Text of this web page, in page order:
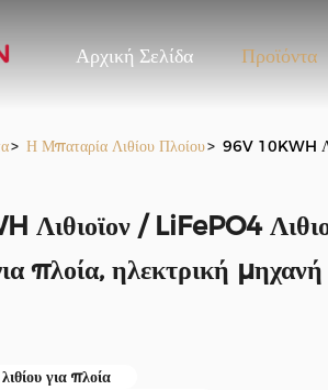
Αρχική Σελίδα Προϊόντα
> Η Μπαταρία Λιθίου Πλοίου> 96V 10KWH
Λιθιοϊον / LiFePO4
πλοία, ηλεκτρική
για πλοία